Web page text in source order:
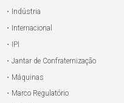
Indústria
Internacional
IPI
Jantar de Confraternização
Máquinas
Marco Regulatório